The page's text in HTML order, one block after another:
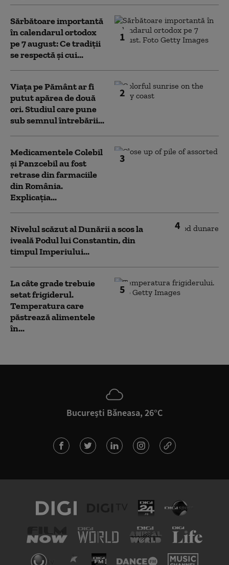
1
Sărbătoare importantă
în calendarul ortodox
pe 7 august: Ce tradiții
se respectă și cui...
2
Viața pe Pământ ar fi
putut apărea de două
ori. Studiul care pune
sub semnul întrebării...
3
Medicamentele Colebil
și Panzcebil au fost
retrase din farmaciile
din România.
Explicația...
4
Nivelul scăzut al Dunării a scos la
iveală Podul lui Constantin, din
timpul Imperiului...
5
La câte grade trebuie
setat frigiderul.
Temperatura care
păstrează alimentele
în...
București Băneasa, 26°C